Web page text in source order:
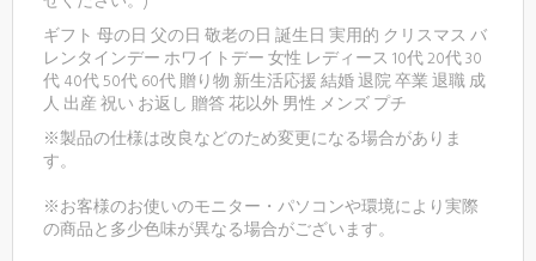
ギフト 母の日 父の日 敬老の日 誕生日 実用的 クリスマス バ
レンタインデー ホワイトデー 女性 レディース 10代 20代 30
代 40代 50代 60代 贈り物 新生活応援 結婚 退院 卒業 退職 成
人 出産 祝い お返し 贈答 花以外 男性 メンズ プチ
※製品の仕様は改良などのため変更になる場合がありま
す。
※お客様のお使いのモニター・パソコンや環境により実際
の商品と多少色味が異なる場合がございます。